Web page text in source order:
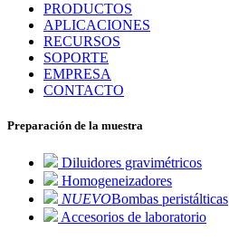
PRODUCTOS
APLICACIONES
RECURSOS
SOPORTE
EMPRESA
CONTACTO
Preparación de la muestra
Diluidores gravimétricos
Homogeneizadores
NUEVOBombas peristálticas
Accesorios de laboratorio